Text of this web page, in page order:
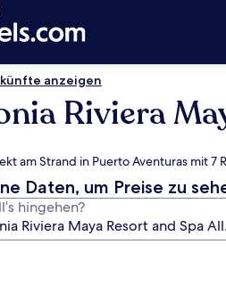
anzeigen
Riviera
am Strand in Puerto Aventuras mit 7
Daten, um Preise zu
hingehen?